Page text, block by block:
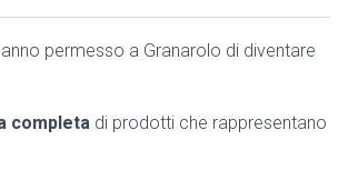
permesso a Granarolo di diventare
completa di prodotti che rappresentano